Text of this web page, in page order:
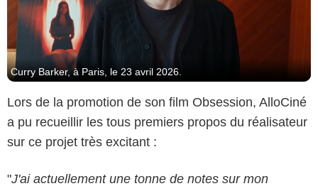
Curry Barker, à Paris, le 23 avril 2026.
Lors de la promotion de son film Obsession, AlloCiné
a pu recueillir les tous premiers propos du réalisateur
sur ce projet très excitant :
"J'ai actuellement une tonne de notes sur mon